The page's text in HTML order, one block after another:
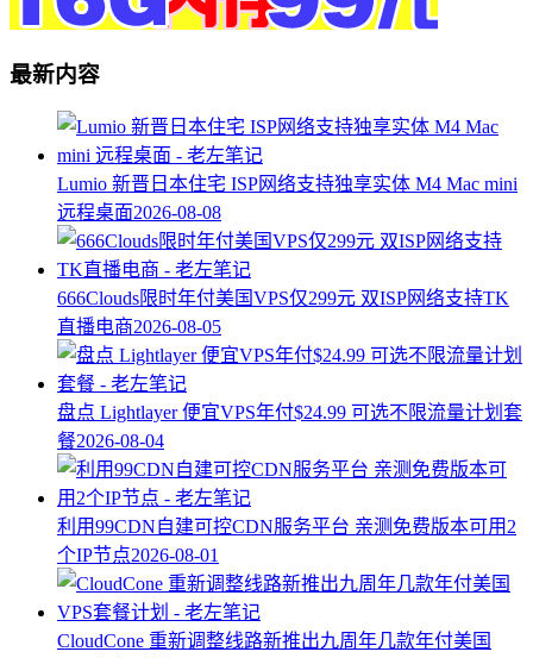
最新内容
Lumio 新晋日本住宅 ISP网络支持独享实体 M4 Mac mini
远程桌面2026-08-08
666Clouds限时年付美国VPS仅299元 双ISP网络支持TK
直播电商2026-08-05
盘点 Lightlayer 便宜VPS年付$24.99 可选不限流量计划套
餐2026-08-04
利用99CDN自建可控CDN服务平台 亲测免费版本可用2
个IP节点2026-08-01
CloudCone 重新调整线路新推出九周年几款年付美国